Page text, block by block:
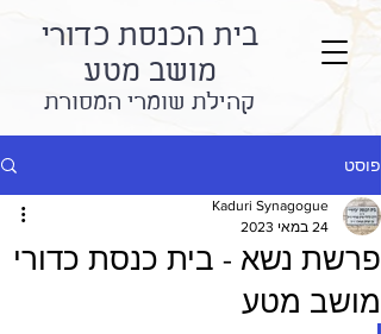
בית הכנסת כדורי
מושב מטע
קהילת שומרי המסורת
פוסט
פרשת נשא - בית כנסת כדורי
מושב מטע
Kaduri Synagogue
24 במאי 2023